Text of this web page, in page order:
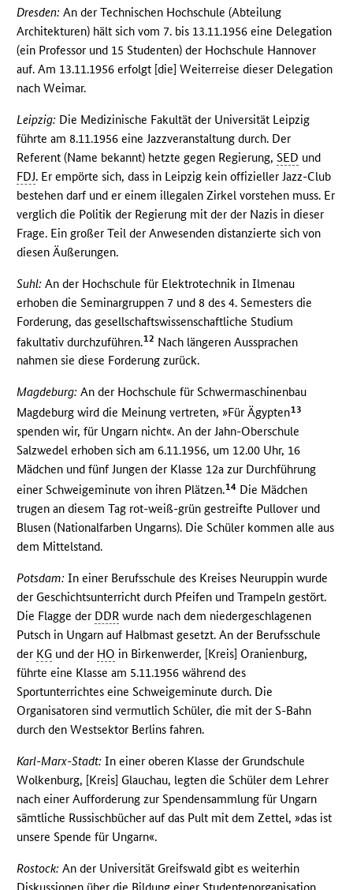
Dresden: An der Technischen Hochschule (Abteilung
Architekturen) hält sich vom 7. bis 13.11.1956 eine Delegation
(ein Professor und 15 Studenten) der Hochschule Hannover
auf. Am 13.11.1956 erfolgt [die] Weiterreise dieser Delegation
nach Weimar.
Leipzig: Die Medizinische Fakultät der Universität Leipzig
führte am 8.11.1956 eine Jazzveranstaltung durch. Der
Referent (Name bekannt) hetzte gegen Regierung,SED und
FDJ. Er empörte sich, dass in Leipzig kein offizieller Jazz-Club
bestehen darf und er einem illegalen Zirkel vorstehen muss. Er
verglich die Politik der Regierung mit der der Nazis in dieser
Frage. Ein großer Teil der Anwesenden distanzierte sich von
diesen Äußerungen.
Suhl: An der Hochschule für Elektrotechnik in Ilmenau
erhoben die Seminargruppen 7 und 8 des 4. Semesters die
Forderung, das gesellschaftswissenschaftliche Studium
fakultativ durchzuführen.12 Nach längeren Aussprachen
nahmen sie diese Forderung zurück.
Magdeburg: An der Hochschule für Schwermaschinenbau
Magdeburg wird die Meinung vertreten, »Für Ägypten13
spenden wir, für Ungarn nicht«. An der Jahn-Oberschule
Salzwedel erhoben sich am 6.11.1956, um 12.00 Uhr, 16
Mädchen und fünf Jungen der Klasse 12a zur Durchführung
einer Schweigeminute von ihren Plätzen.14 Die Mädchen
trugen an diesem Tag rot-weiß-grün gestreifte Pullover und
Blusen (Nationalfarben Ungarns). Die Schüler kommen alle aus
dem Mittelstand.
Potsdam: In einer Berufsschule des Kreises Neuruppin wurde
der Geschichtsunterricht durch Pfeifen und Trampeln gestört.
Die Flagge der DDR wurde nach dem niedergeschlagenen
Putsch in Ungarn auf Halbmast gesetzt. An der Berufsschule
der KG und der HO in Birkenwerder, [Kreis] Oranienburg,
führte eine Klasse am 5.11.1956 während des
Sportunterrichtes eine Schweigeminute durch. Die
Organisatoren sind vermutlich Schüler, die mit der S-Bahn
durch den Westsektor Berlins fahren.
Karl-Marx-Stadt: In einer oberen Klasse der Grundschule
Wolkenburg, [Kreis] Glauchau, legten die Schüler dem Lehrer
nach einer Aufforderung zur Spendensammlung für Ungarn
sämtliche Russischbücher auf das Pult mit dem Zettel, »das ist
unsere Spende für Ungarn«.
Rostock: An der Universität Greifswald gibt es weiterhin